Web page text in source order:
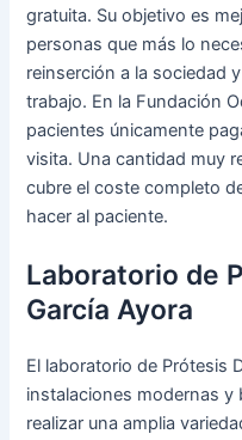
gratuita. Su objetivo es
personas que más lo
reinserción a la sociedad
trabajo. En la Fundación
pacientes únicamente
visita. Una cantidad muy
cubre el coste completo
hacer al paciente.
Laboratorio de
García Ayora
El laboratorio de Prótesis
instalaciones modernas y
realizar una amplia